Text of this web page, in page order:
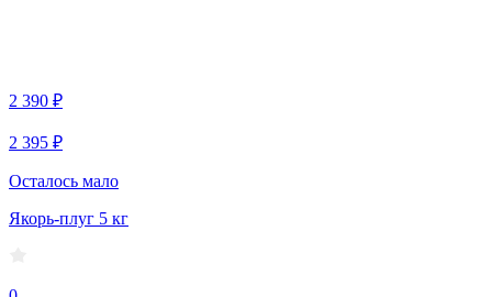
2 390 ₽
2 395 ₽
Осталось мало
Якорь-плуг 5 кг